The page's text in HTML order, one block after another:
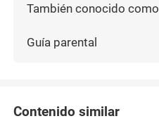
También conocido como
Guía parental
Contenido similar